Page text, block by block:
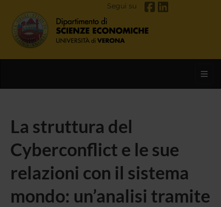
Segui su
La struttura del
Cyberconflict e le sue
relazioni con il sistema
mondo: un’analisi tramite